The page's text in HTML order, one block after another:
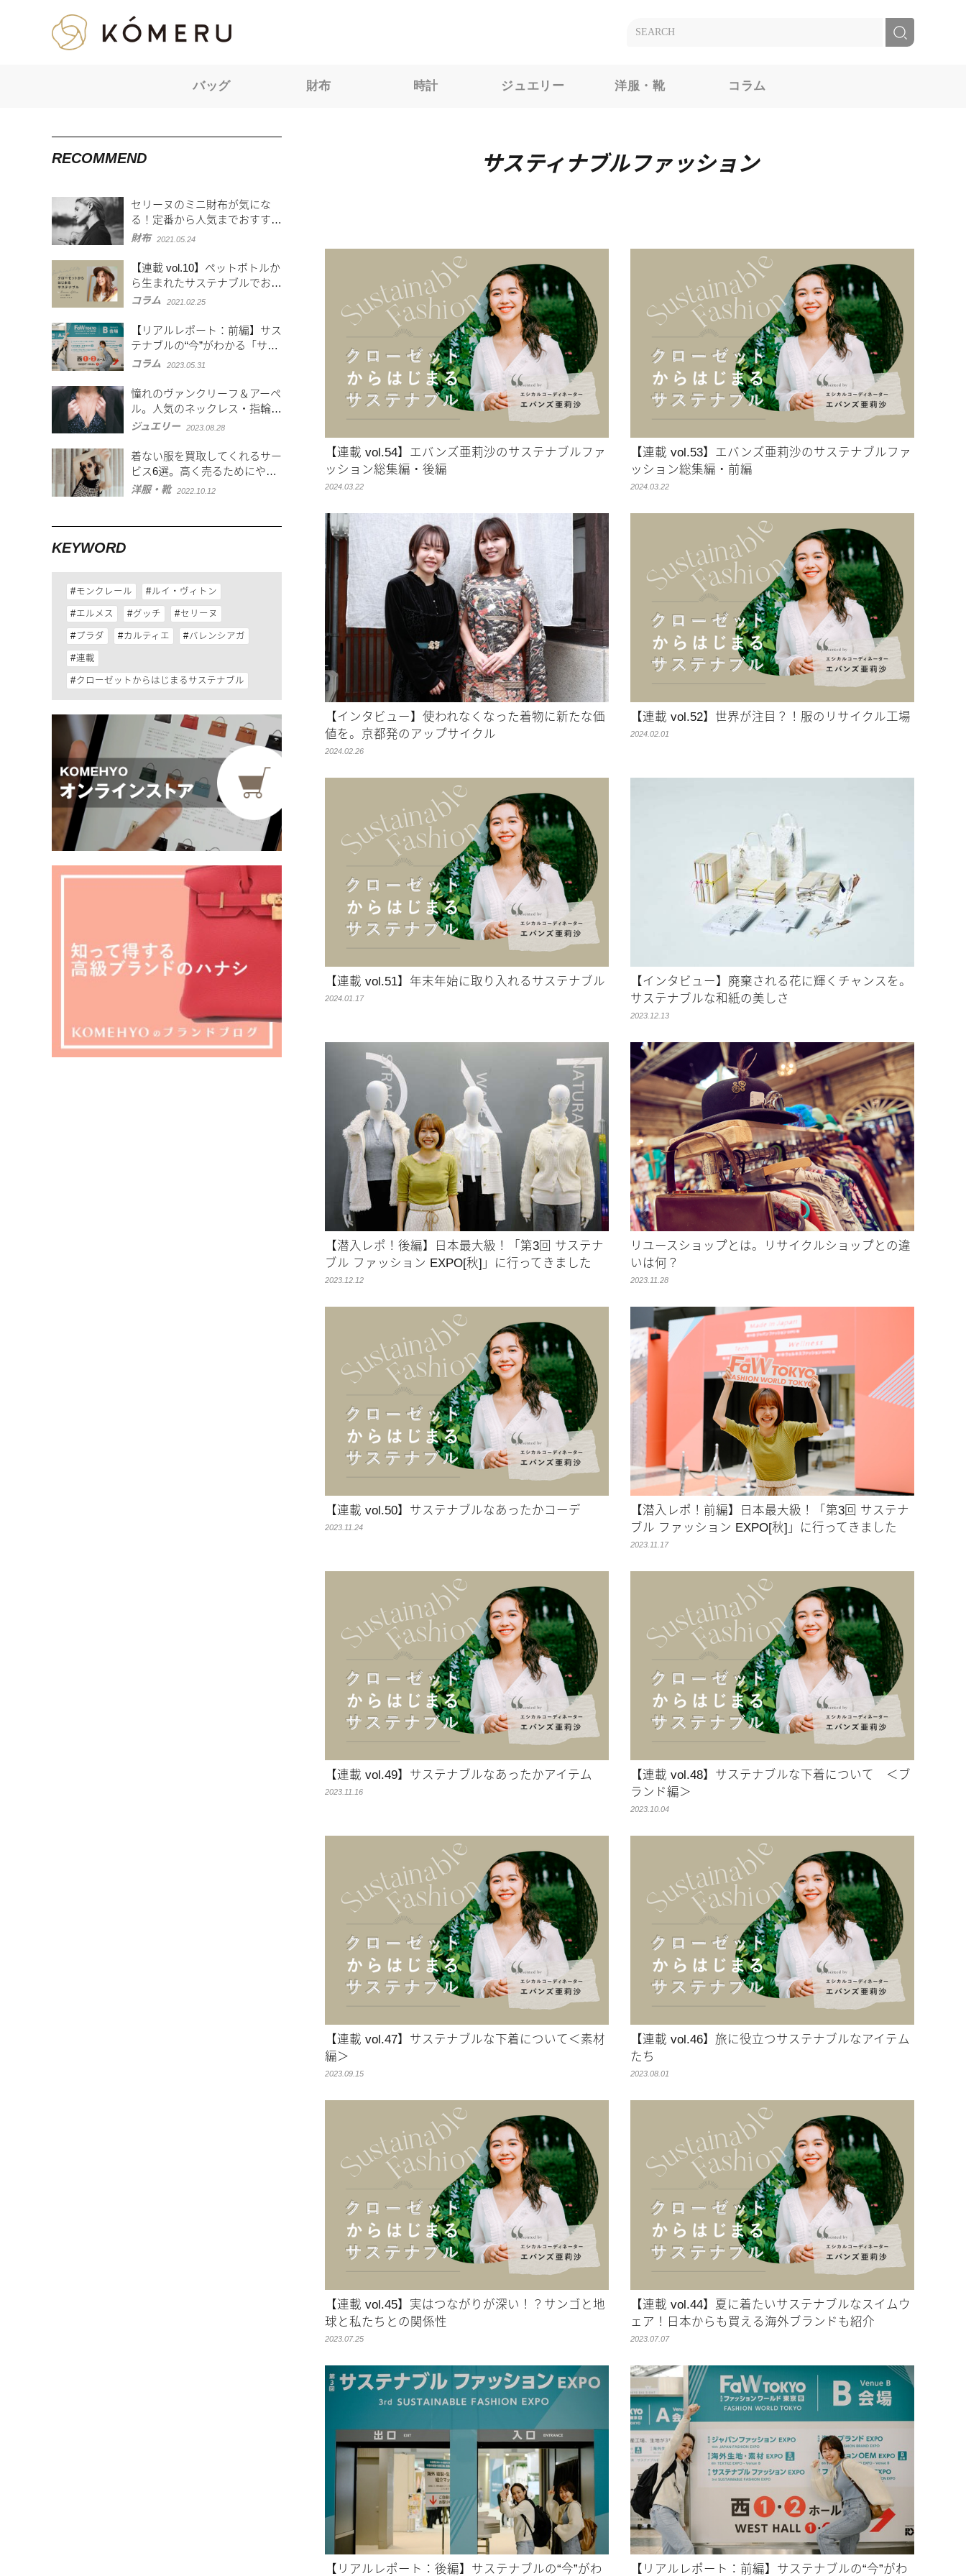
バッグ 財布 時計 ジュエリー 洋服・靴 コラム
サスティナブルファッション
【連載 vol.54】エバンズ亜莉沙のサステナブルファ
ッション総集編・後編
2024.03.22
【連載 vol.53】エバンズ亜莉沙のサステナブルファ
ッション総集編・前編
2024.03.22
【インタビュー】使われなくなった着物に新たな価
値を。京都発のアップサイクル
2024.02.26
【連載 vol.52】世界が注目？！服のリサイクル工場
2024.02.01
【連載 vol.51】年末年始に取り入れるサステナブル
2024.01.17
【インタビュー】廃棄される花に輝くチャンスを。
サステナブルな和紙の美しさ
2023.12.13
【潜入レポ！後編】日本最大級！「第3回 サステナ
ブル ファッション EXPO[秋]」に行ってきました
2023.12.12
リユースショップとは。リサイクルショップとの違
いは何？
2023.11.28
【連載 vol.50】サステナブルなあったかコーデ
2023.11.24
【潜入レポ！前編】日本最大級！「第3回 サステナ
ブル ファッション EXPO[秋]」に行ってきました
2023.11.17
【連載 vol.49】サステナブルなあったかアイテム
2023.11.16
【連載 vol.48】サステナブルな下着について ＜ブ
ランド編＞
2023.10.04
【連載 vol.47】サステナブルな下着について＜素材
編＞
2023.09.15
【連載 vol.46】旅に役立つサステナブルなアイテム
たち
2023.08.01
【連載 vol.45】実はつながりが深い！？サンゴと地
球と私たちとの関係性
2023.07.25
【連載 vol.44】夏に着たいサステナブルなスイムウ
ェア！日本からも買える海外ブランドも紹介
2023.07.07
【リアルレポート：後編】サステナブルの“今”がわ 【リアルレポート：前編】サステナブルの“今”がわ
RECOMMEND
セリーヌのミニ財布が気にな
る！定番から人気までおすすめ
を紹介
財布 2021.05.24
【連載 vol.10】ペットボトルか
ら生まれたサステナブルでおし
ゃれなアイテムを紹介
コラム 2021.02.25
【リアルレポート：前編】サス
テナブルの“今”がわかる「サス
テナブルファッション
コラム 2023.05.31
憧れのヴァンクリーフ＆アーペ
ル。人気のネックレス・指輪・
腕時計を紹介！
ジュエリー 2023.08.28
着ない服を買取してくれるサー
ビス6選。高く売るためにやっ
ておきたいこと
洋服・靴 2022.10.12
KEYWORD
モンクレール ルイ・ヴィトン
エルメス グッチ セリーヌ
プラダ カルティエ バレンシアガ
連載
クローゼットからはじまるサステナブル